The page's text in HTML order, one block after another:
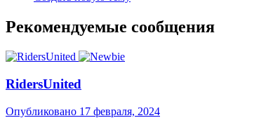
Рекомендуемые сообщения
RidersUnited
Опубликовано 17 февраля, 2024